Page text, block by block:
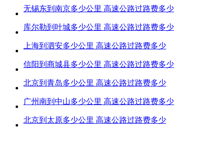
无锡东到南京多少公里 高速公路过路费多少
库尔勒到叶城多少公里 高速公路过路费多少
上海到泗安多少公里 高速公路过路费多少
信阳到商城县多少公里 高速公路过路费多少
北京到青岛多少公里 高速公路过路费多少
广州南到中山多少公里 高速公路过路费多少
北京到太原多少公里 高速公路过路费多少